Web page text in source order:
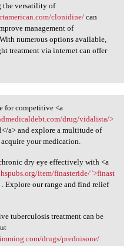
the versatility of
clonidine/can
management of
numerous options available,
treatment via internet can offer
for
for competitive <a
drug/vidalista/>
a> and explore a multitude of
your medication.
dry eye effectively with <a
item/finasteride/">finast
Explore our range and find relief
tuberculosis treatment can be
drugs/prednisone/